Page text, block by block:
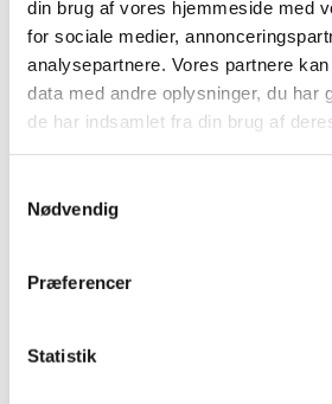
din brug af vores hjemmeside med
for sociale medier,
analysepartnere. Vores partnere
data med andre oplysninger, du har
de har indsamlet fra din brug af
Nødvendig
Præferencer
Statistik
august (1)
juli (2)
april (3)
februar (1)
januar (1)
2023 (26)
2021 (35)
2019 (45)